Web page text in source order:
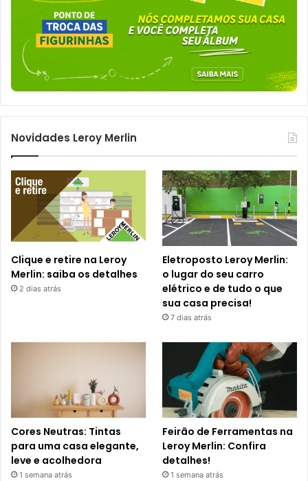
Novidades Leroy Merlin
Clique e retire na Leroy
Merlin: saiba os detalhes
2 dias atrás
Eletroposto Leroy Merlin:
o lugar do seu carro
elétrico e de tudo o que
sua casa precisa!
7 dias atrás
Cores Neutras: Tintas
para uma casa elegante,
leve e acolhedora
1 semana atrás
Feirão de Ferramentas na
Leroy Merlin: Confira
detalhes!
1 semana atrás